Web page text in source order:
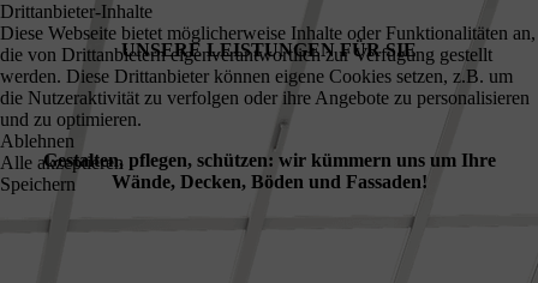
UNSERE LEISTUNGEN FÜR SIE
Gestalten, pflegen, schützen: wir kümmern uns um Ihre
Wände, Decken, Böden und Fassaden!
Drittanbieter-Inhalte
Diese Webseite bietet möglicherweise Inhalte oder Funktionalitäten an,
die von Drittanbietern eigenverantwortlich zur Verfügung gestellt
werden. Diese Drittanbieter können eigene Cookies setzen, z.B. um
die Nutzeraktivität zu verfolgen oder ihre Angebote zu personalisieren
und zu optimieren.
Ablehnen
Alle akzeptieren
Speichern